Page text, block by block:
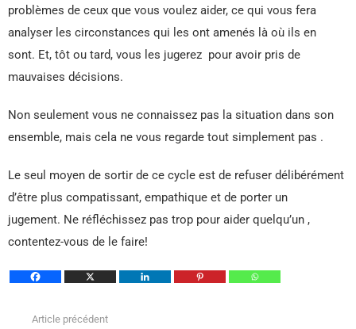
problèmes de ceux que vous voulez aider, ce qui vous fera
analyser les circonstances qui les ont amenés là où ils en
sont. Et, tôt ou tard, vous les jugerez pour avoir pris de
mauvaises décisions.
Non seulement vous ne connaissez pas la situation dans son
ensemble, mais cela ne vous regarde tout simplement pas .
Le seul moyen de sortir de ce cycle est de refuser délibérément
d’être plus compatissant, empathique et de porter un
jugement. Ne réfléchissez pas trop pour aider quelqu’un ,
contentez-vous de le faire!
Article précédent